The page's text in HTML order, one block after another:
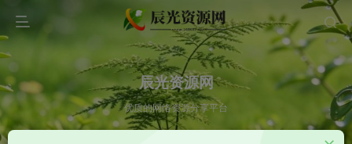
辰光资源网
优质的网络资源分享平台